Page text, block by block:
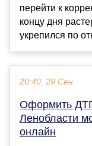
перейти к
концу дня
укрепился по
20:40, 29 Сен
Оформить
Ленобласти
онлайн